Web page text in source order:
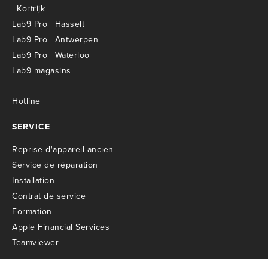
| Kortrijk
Lab9 Pro | Hasselt
Lab9 Pro | Antwerpen
Lab9 Pro | Waterloo
Lab9 magasins
Hotline
SERVICE
Reprise d'appareil ancien
Service de réparation
Installation
Contrat de service
Formation
Apple Financial Services
Teamviewer